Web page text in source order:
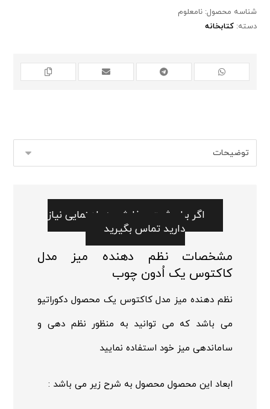
شناسه محصول:نامعلوم
دسته:کتابخانه
اگر برای ثبت سفارش به راهنمایی نیاز
دارید تماس بگیرید
مشخصات نظم دهنده میز مدل
کاکتوس یک اُدون چوب
نظم دهنده میز مدل کاکتوس یک محصول دکوراتیو
می باشد که می توانید به منظور نظم دهی و
ساماندهی میز خود استفاده نمایید
ابعاد این محصول محصول به شرح زیر می باشد :